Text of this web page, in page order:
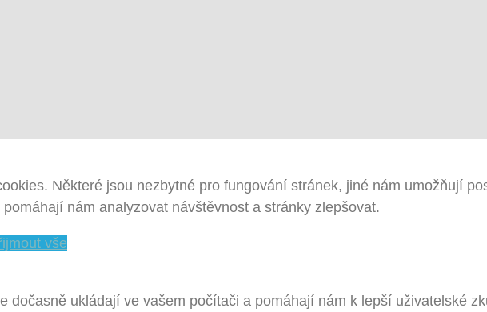
Některé jsou nezbytné pro fungování stránek, jiné nám umožňují
nám analyzovat návštěvnost a stránky zlepšovat.
vše
dočasně ukládají ve vašem počítači a pomáhají nám k lepší uživatelské